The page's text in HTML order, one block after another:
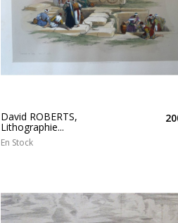
David ROBERTS,
Lithographie...
En Stock